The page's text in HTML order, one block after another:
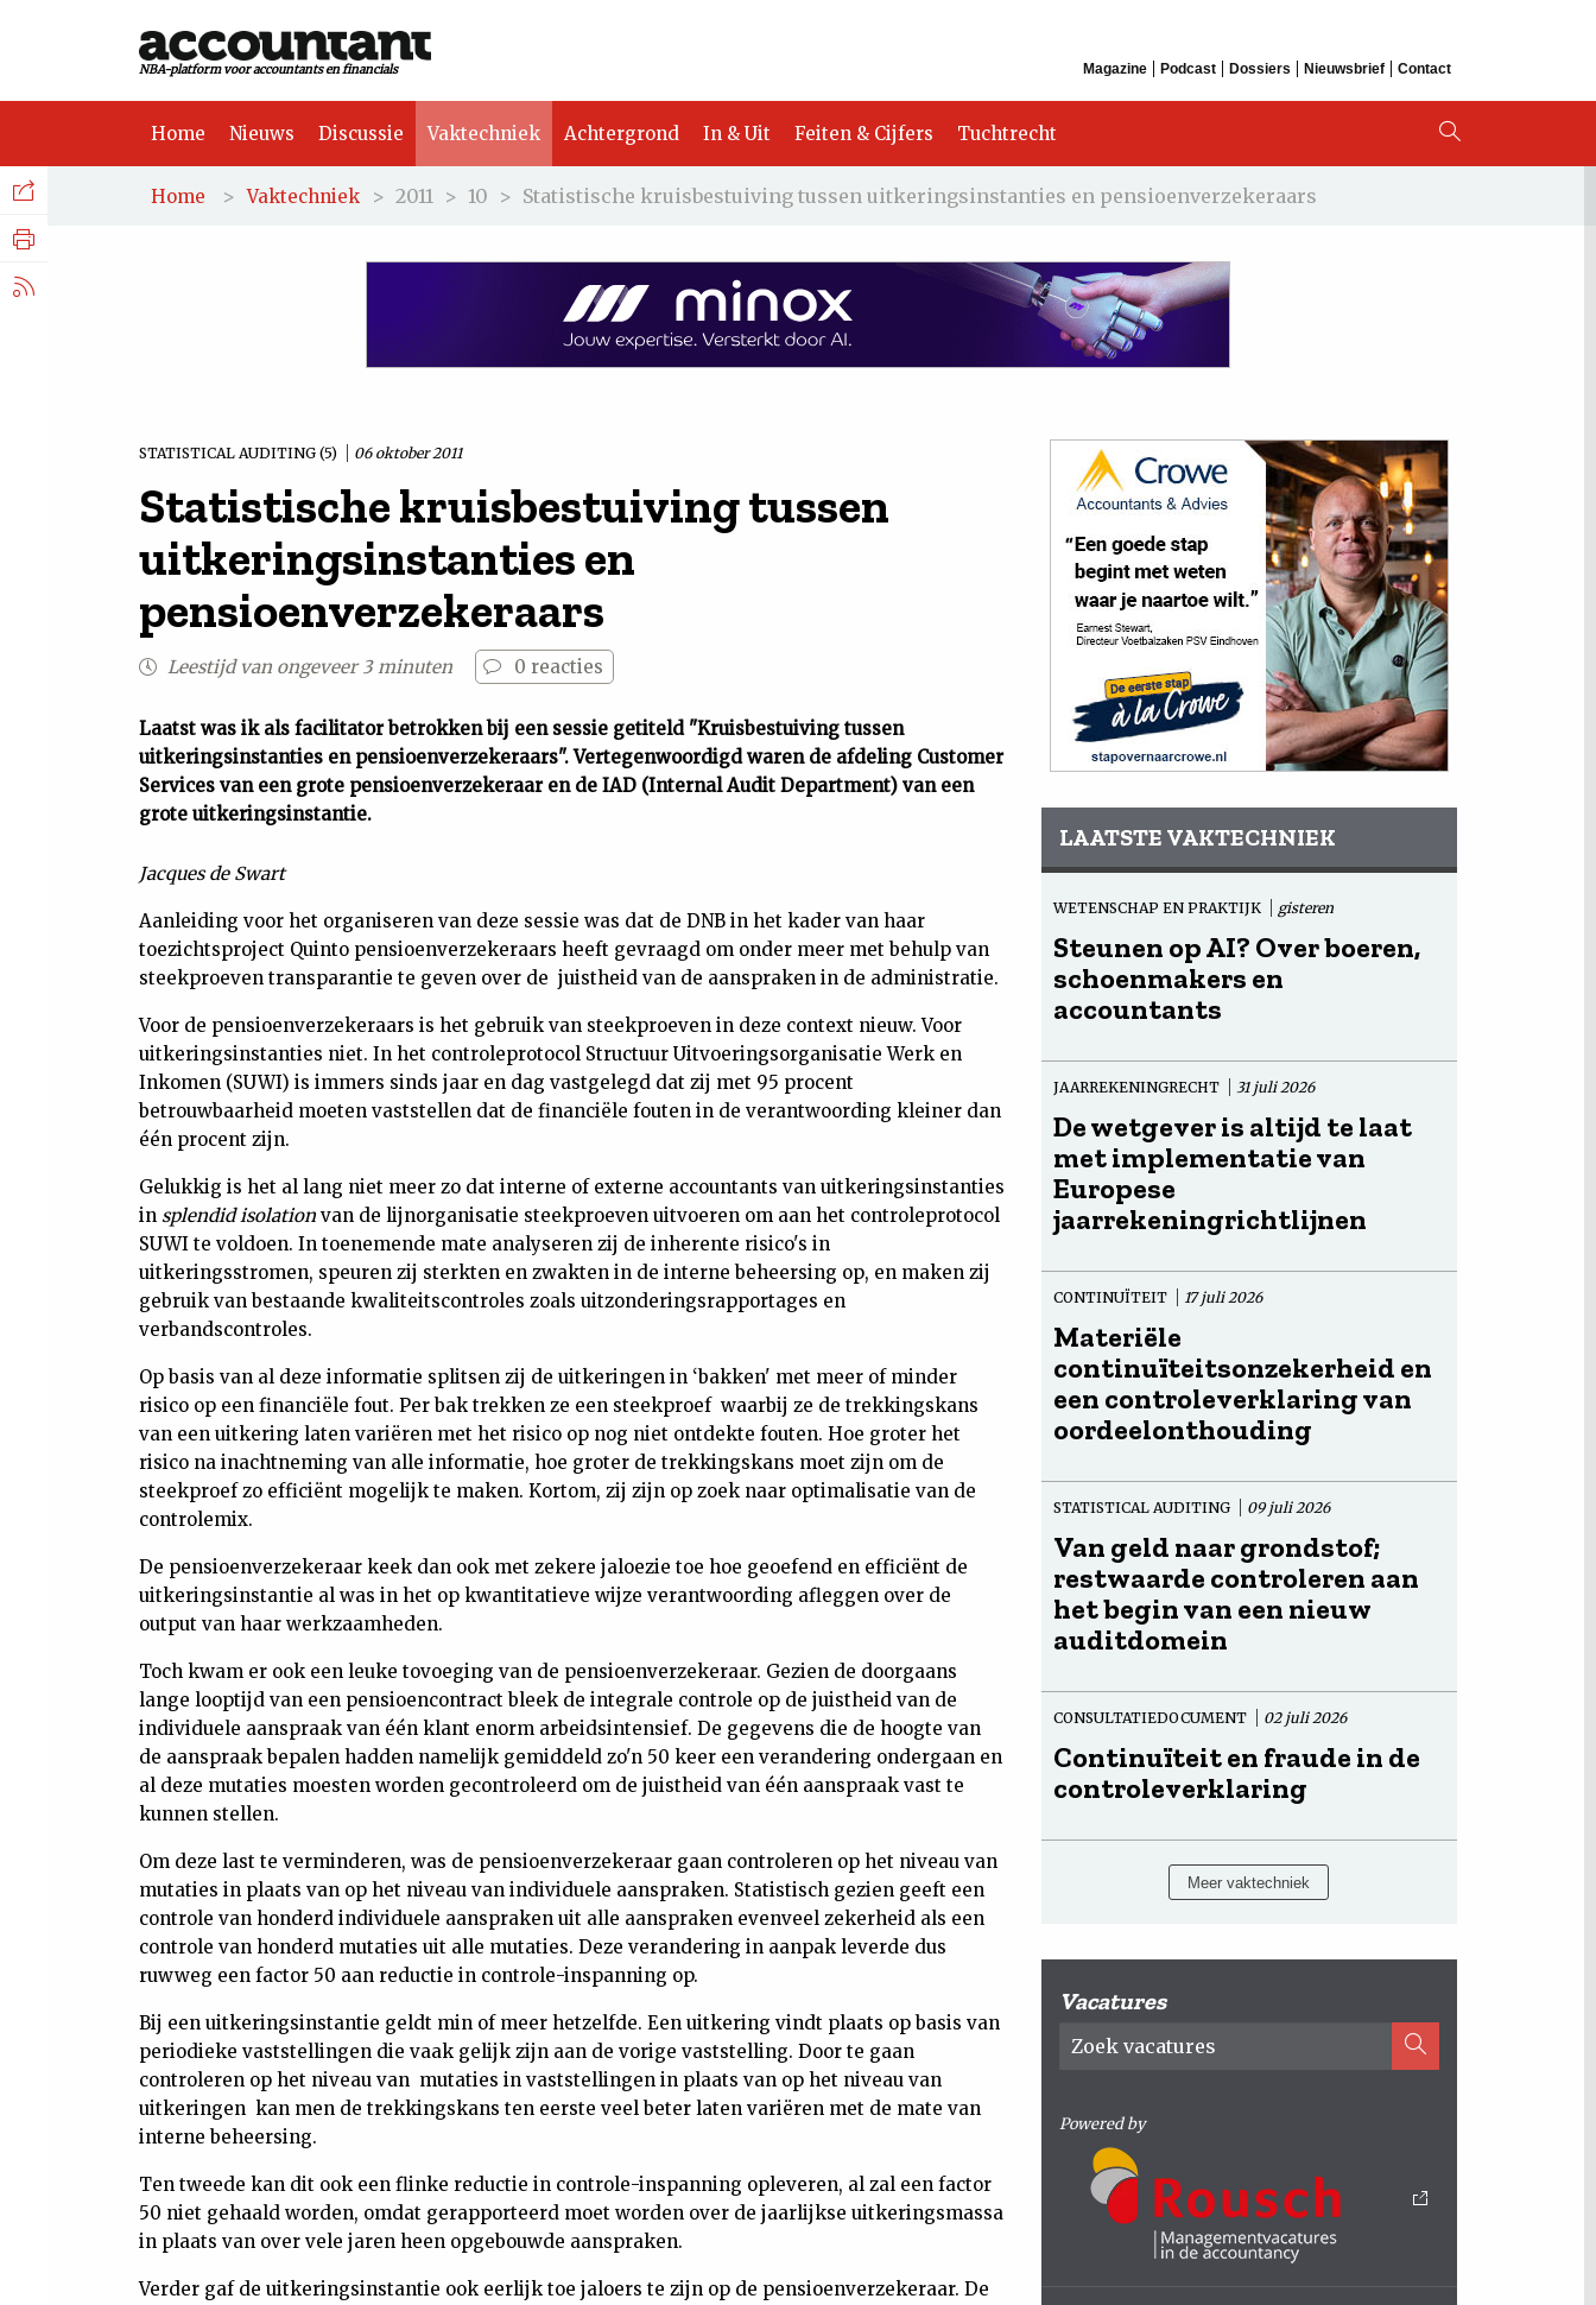
NBA-platform voor accountants en financials Magazine Podcast Dossiers Nieuwsbrief Contact
Home Nieuws Discussie Vaktechniek Achtergrond In & Uit Feiten & Cijfers Tuchtrecht
Home > Vaktechniek > 2011 > 10 > Statistische kruisbestuiving tussen uitkeringsinstanties en pensioenverzekeraars
STATISTICAL AUDITING (5) 06 oktober 2011
Statistische kruisbestuiving tussen
uitkeringsinstanties en
pensioenverzekeraars
Leestijd van ongeveer 3 minuten 0 reacties
Laatst was ik als facilitator betrokken bij een sessie getiteld "Kruisbestuiving tussen
uitkeringsinstanties en pensioenverzekeraars". Vertegenwoordigd waren de afdeling Customer
Services van een grote pensioenverzekeraar en de IAD (Internal Audit Department) van een
grote uitkeringsinstantie.
Jacques de Swart
Aanleiding voor het organiseren van deze sessie was dat de DNB in het kader van haar
toezichtsproject Quinto pensioenverzekeraars heeft gevraagd om onder meer met behulp van
steekproeven transparantie te geven over de juistheid van de aanspraken in de administratie.
Voor de pensioenverzekeraars is het gebruik van steekproeven in deze context nieuw. Voor
uitkeringsinstanties niet. In het controleprotocol Structuur Uitvoeringsorganisatie Werk en
Inkomen (SUWI) is immers sinds jaar en dag vastgelegd dat zij met 95 procent
betrouwbaarheid moeten vaststellen dat de financiële fouten in de verantwoording kleiner dan
één procent zijn.
Gelukkig is het al lang niet meer zo dat interne of externe accountants van uitkeringsinstanties
in splendid isolation van de lijnorganisatie steekproeven uitvoeren om aan het controleprotocol
SUWI te voldoen. In toenemende mate analyseren zij de inherente risico's in
uitkeringsstromen, speuren zij sterkten en zwakten in de interne beheersing op, en maken zij
gebruik van bestaande kwaliteitscontroles zoals uitzonderingsrapportages en
verbandscontroles.
Op basis van al deze informatie splitsen zij de uitkeringen in ‘bakken' met meer of minder
risico op een financiële fout. Per bak trekken ze een steekproef waarbij ze de trekkingskans
van een uitkering laten variëren met het risico op nog niet ontdekte fouten. Hoe groter het
risico na inachtneming van alle informatie, hoe groter de trekkingskans moet zijn om de
steekproef zo efficiënt mogelijk te maken. Kortom, zij zijn op zoek naar optimalisatie van de
controlemix.
De pensioenverzekeraar keek dan ook met zekere jaloezie toe hoe geoefend en efficiënt de
uitkeringsinstantie al was in het op kwantitatieve wijze verantwoording afleggen over de
output van haar werkzaamheden.
Toch kwam er ook een leuke tovoeging van de pensioenverzekeraar. Gezien de doorgaans
lange looptijd van een pensioencontract bleek de integrale controle op de juistheid van de
individuele aanspraak van één klant enorm arbeidsintensief. De gegevens die de hoogte van
de aanspraak bepalen hadden namelijk gemiddeld zo'n 50 keer een verandering ondergaan en
al deze mutaties moesten worden gecontroleerd om de juistheid van één aanspraak vast te
kunnen stellen.
Om deze last te verminderen, was de pensioenverzekeraar gaan controleren op het niveau van
mutaties in plaats van op het niveau van individuele aanspraken. Statistisch gezien geeft een
controle van honderd individuele aanspraken uit alle aanspraken evenveel zekerheid als een
controle van honderd mutaties uit alle mutaties. Deze verandering in aanpak leverde dus
ruwweg een factor 50 aan reductie in controle-inspanning op.
Bij een uitkeringsinstantie geldt min of meer hetzelfde. Een uitkering vindt plaats op basis van
periodieke vaststellingen die vaak gelijk zijn aan de vorige vaststelling. Door te gaan
controleren op het niveau van mutaties in vaststellingen in plaats van op het niveau van
uitkeringen kan men de trekkingskans ten eerste veel beter laten variëren met de mate van
interne beheersing.
Ten tweede kan dit ook een flinke reductie in controle-inspanning opleveren, al zal een factor
50 niet gehaald worden, omdat gerapporteerd moet worden over de jaarlijkse uitkeringsmassa
in plaats van over vele jaren heen opgebouwde aanspraken.
Verder gaf de uitkeringsinstantie ook eerlijk toe jaloers te zijn op de pensioenverzekeraar. De
LAATSTE VAKTECHNIEK
WETENSCHAP EN PRAKTIJK gisteren
Steunen op AI? Over boeren,
schoenmakers en
accountants
JAARREKENINGRECHT 31 juli 2026
De wetgever is altijd te laat
met implementatie van
Europese
jaarrekeningrichtlijnen
CONTINUÏTEIT 17 juli 2026
Materiële
continuïteitsonzekerheid en
een controleverklaring van
oordeelonthouding
STATISTICAL AUDITING 09 juli 2026
Van geld naar grondstof;
restwaarde controleren aan
het begin van een nieuw
auditdomein
CONSULTATIEDOCUMENT 02 juli 2026
Continuïteit en fraude in de
controleverklaring
Meer vaktechniek
Vacatures
Powered by
Facebook
Nieuws